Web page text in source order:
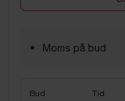
Moms på bud
Bud Tid